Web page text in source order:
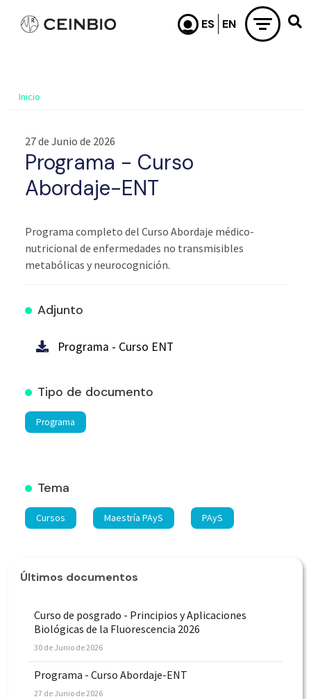
Pasar al contenido principal
Inicio
27 de Junio de 2026
Programa - Curso
Abordaje-ENT
Programa completo del Curso Abordaje médico-
nutricional de enfermedades no transmisibles
metabólicas y neurocognición.
Adjunto
Programa - Curso ENT
Tipo de documento
Programa
Tema
Cursos Maestría PAyS PAyS
Últimos documentos
Curso de posgrado - Principios y Aplicaciones
Biológicas de la Fluorescencia 2026
30 de Junio de 2026
Programa - Curso Abordaje-ENT
27 de Junio de 2026